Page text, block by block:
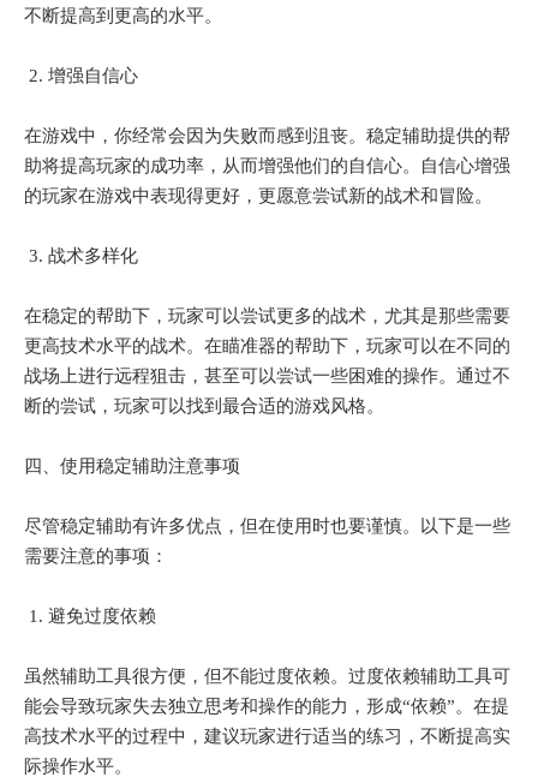
不断提高到更高的水平。
2. 增强自信心
在游戏中，你经常会因为失败而感到沮丧。稳定辅助提供的帮
助将提高玩家的成功率，从而增强他们的自信心。自信心增强
的玩家在游戏中表现得更好，更愿意尝试新的战术和冒险。
3. 战术多样化
在稳定的帮助下，玩家可以尝试更多的战术，尤其是那些需要
更高技术水平的战术。在瞄准器的帮助下，玩家可以在不同的
战场上进行远程狙击，甚至可以尝试一些困难的操作。通过不
断的尝试，玩家可以找到最合适的游戏风格。
四、使用稳定辅助注意事项
尽管稳定辅助有许多优点，但在使用时也要谨慎。以下是一些
需要注意的事项：
1. 避免过度依赖
虽然辅助工具很方便，但不能过度依赖。过度依赖辅助工具可
能会导致玩家失去独立思考和操作的能力，形成“依赖”。在提
高技术水平的过程中，建议玩家进行适当的练习，不断提高实
际操作水平。